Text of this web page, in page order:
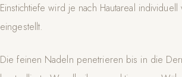
Einstichtiefe wird je nach Hautareal
eingestellt.
Die feinen Nadeln penetrieren bis in die